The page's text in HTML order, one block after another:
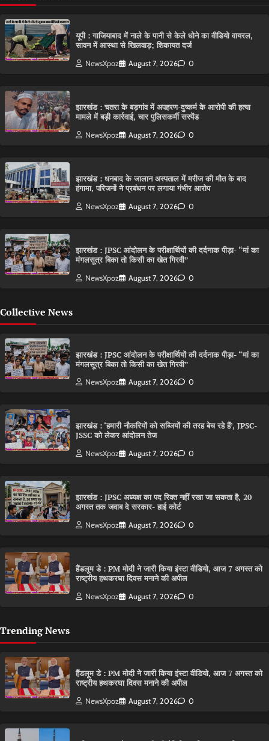
यूपी : गाजियाबाद में नाले के पानी से केले धोने का वीडियो वायरल,
सावन में आस्था से खिलवाड़; शिकायत दर्ज
NewsXpoz August 7, 2026 0
झारखंड : चतरा के बड़गांव में अपहरण-दुष्कर्म के आरोपी की हत्या
मामले में बड़ी कार्रवाई, चार पुलिसकर्मी सस्पेंड
NewsXpoz August 7, 2026 0
झारखंड : धनबाद के जालान अस्पताल में मरीज की मौत के बाद
हंगामा, परिजनों ने प्रबंधन पर लगाया गंभीर आरोप
NewsXpoz August 7, 2026 0
झारखंड : JPSC आंदोलन के परीक्षार्थियों की दर्दनाक पीड़ा- “मां का
मंगलसूत्र बिका तो किसी का खेत गिरवी”
NewsXpoz August 7, 2026 0
Collective News
झारखंड : JPSC आंदोलन के परीक्षार्थियों की दर्दनाक पीड़ा- “मां का
मंगलसूत्र बिका तो किसी का खेत गिरवी”
NewsXpoz August 7, 2026 0
झारखंड : ‘हमारी नौकरियों को सब्जियों की तरह बेच रहे हैं’, JPSC-
JSSC को लेकर आंदोलन तेज
NewsXpoz August 7, 2026 0
झारखंड : JPSC अध्यक्ष का पद रिक्त नहीं रखा जा सकता है, 20
अगस्त तक जवाब दे सरकार- हाई कोर्ट
NewsXpoz August 7, 2026 0
हैंडलूम डे : PM मोदी ने जारी किया इंस्टा वीडियो, आज 7 अगस्त को
राष्ट्रीय हथकरघा दिवस मनाने की अपील
NewsXpoz August 7, 2026 0
Trending News
हैंडलूम डे : PM मोदी ने जारी किया इंस्टा वीडियो, आज 7 अगस्त को
राष्ट्रीय हथकरघा दिवस मनाने की अपील
NewsXpoz August 7, 2026 0